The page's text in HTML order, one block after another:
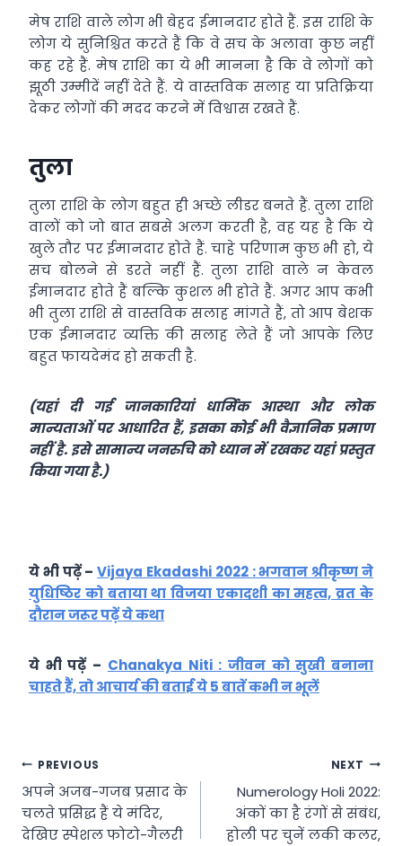
मेष राशि वाले लोग भी बेहद ईमानदार होते हैं. इस राशि के
लोग ये सुनिश्चित करते हैं कि वे सच के अलावा कुछ नहीं
कह रहे हैं. मेष राशि का ये भी मानना ​​है कि वे लोगों को
झूठी उम्मीदें नहीं देते हैं. ये वास्तविक सलाह या प्रतिक्रिया
देकर लोगों की मदद करने में विश्वास रखते हैं.
तुला
तुला राशि के लोग बहुत ही अच्छे लीडर बनते हैं. तुला राशि
वालों को जो बात सबसे अलग करती है, वह यह है कि ये
खुले तौर पर ईमानदार होते हैं. चाहे परिणाम कुछ भी हो, ये
सच बोलने से डरते नहीं हैं. तुला राशि वाले न केवल
ईमानदार होते हैं बल्कि कुशल भी होते हैं. अगर आप कभी
भी तुला राशि से वास्तविक सलाह मांगते हैं, तो आप बेशक
एक ईमानदार व्यक्ति की सलाह लेते हैं जो आपके लिए
बहुत फायदेमंद हो सकती है.
(यहां दी गई जानकारियां धार्मिक आस्था और लोक
मान्यताओं पर आधारित हैं, इसका कोई भी वैज्ञानिक प्रमाण
नहीं है. इसे सामान्य जनरुचि को ध्यान में रखकर यहां प्रस्तुत
किया गया है.)
ये भी पढ़ें –Vijaya Ekadashi 2022 : भगवान श्रीकृष्ण ने
युधिष्ठिर को बताया था विजया एकादशी का महत्व, व्रत के
दौरान जरूर पढ़ें ये कथा
ये भी पढ़ें – Chanakya Niti : जीवन को सुखी बनाना
चाहते हैं, तो आचार्य की बताई ये 5 बातें कभी न भूलें
Post
navigation
PREVIOUS
अपने अजब-गजब प्रसाद के
चलते प्रसिद्ध हैं ये मंदिर,
देखिए स्पेशल फोटो-गैलरी
NEXT
Numerology Holi 2022:
अंकों का है रंगों से संबंध,
होली पर चुनें लकी कलर,